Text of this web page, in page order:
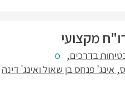
מקצועי
בדרכים,
אינג' פנחס בן שאול ואינג' דינה